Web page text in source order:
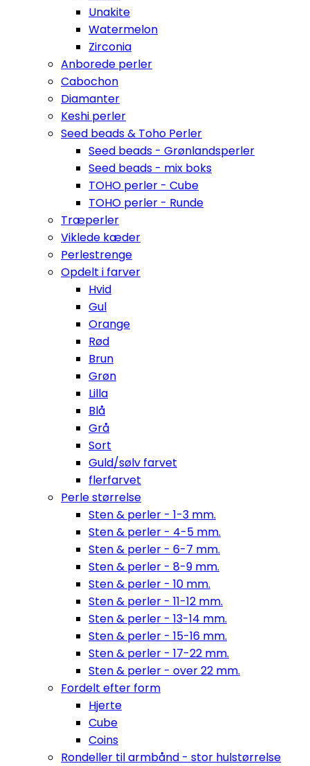
Unakite
Watermelon
Zirconia
Anborede perler
Cabochon
Diamanter
Keshi perler
Seed beads & Toho Perler
Seed beads - Grønlandsperler
Seed beads - mix boks
TOHO perler - Cube
TOHO perler - Runde
Træperler
Viklede kæder
Perlestrenge
Opdelt i farver
Hvid
Gul
Orange
Rød
Brun
Grøn
Lilla
Blå
Grå
Sort
Guld/sølv farvet
flerfarvet
Perle størrelse
Sten & perler - 1-3 mm.
Sten & perler - 4-5 mm.
Sten & perler - 6-7 mm.
Sten & perler - 8-9 mm.
Sten & perler - 10 mm.
Sten & perler - 11-12 mm.
Sten & perler - 13-14 mm.
Sten & perler - 15-16 mm.
Sten & perler - 17-22 mm.
Sten & perler - over 22 mm.
Fordelt efter form
Hjerte
Cube
Coins
Rondeller til armbånd - stor hulstørrelse